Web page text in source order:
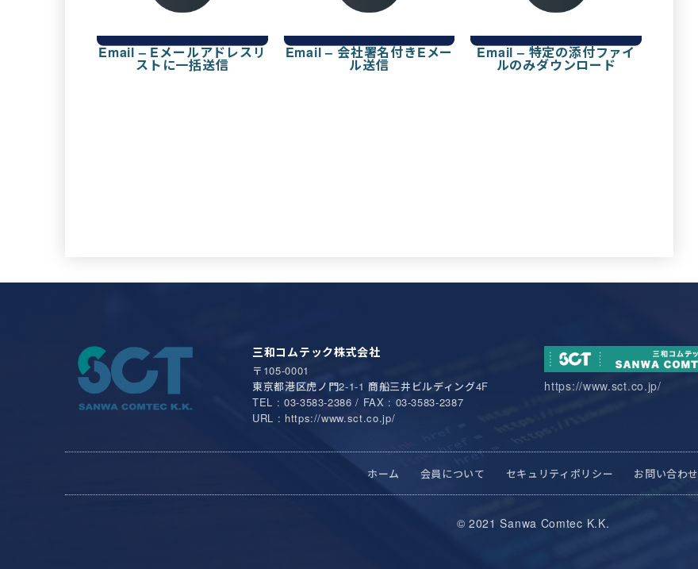
Email – Eメールアドレスリ
ストに一括送信
Email – 会社署名付きEメー
ル送信
Email – 特定の添付ファイ
ルのみダウンロード
三和コムテック株式会社
〒105-0001
東京都港区虎ノ門2-1-1商船三井ビルディング4F
TEL : 03-3583-2386 / FAX : 03-3583-2387
URL : https://www.sct.co.jp/
https://www.sct.co.jp/
ホーム 会員について セキュリティポリシー お問い合わせ
© 2021 Sanwa Comtec K.K.